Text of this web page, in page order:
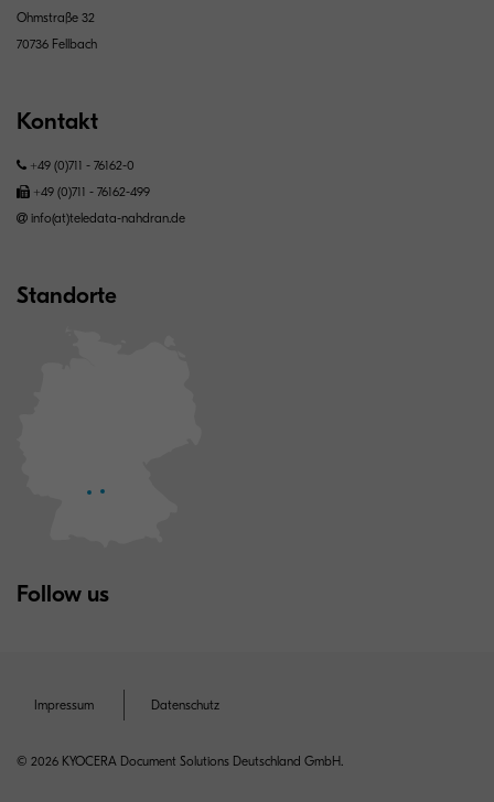
Ohmstraße 32
70736 Fellbach
Kontakt
+49 (0)711 - 76162-0
+49 (0)711 - 76162-499
info(at)teledata-nahdran.de
Standorte
Follow us
Impressum Datenschutz
© 2026 KYOCERA Document Solutions Deutschland GmbH.